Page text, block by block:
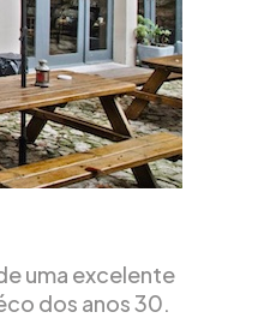
uma excelente
dos anos 30.